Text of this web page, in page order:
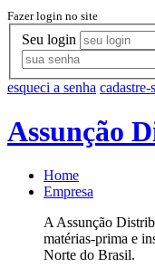
Fazer login no site
Seu login
esqueci a senha cadastre-
Assunção
Home
Empresa
A Assunção
matérias-prima e
Norte do Brasil.